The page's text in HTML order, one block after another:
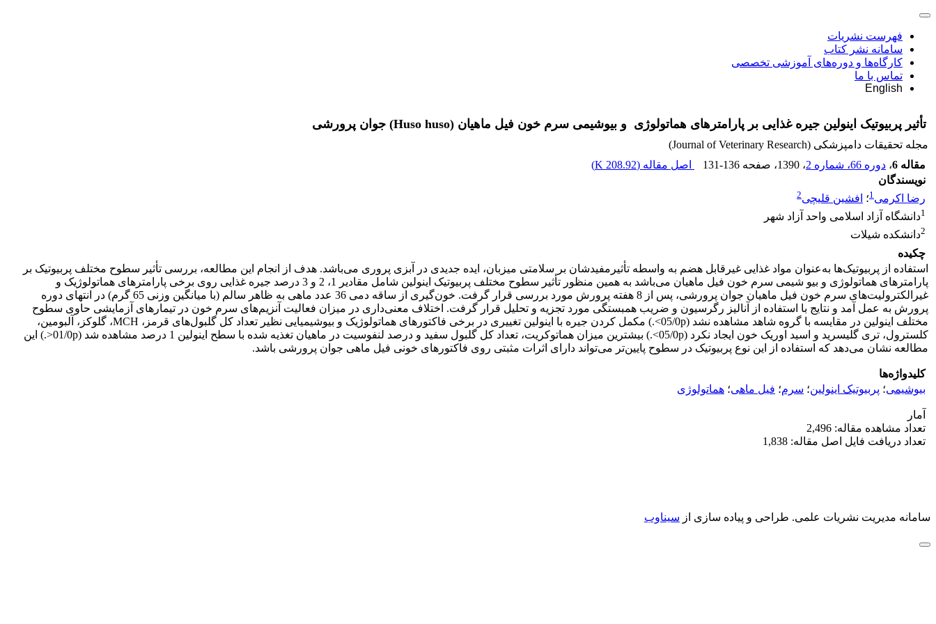
فهرست نشریات
سامانه نشر کتاب
کارگاه‌ها و دوره‌های آموزشی تخصصی
تماس با ما
English
تأثیر پربیوتیک اینولین جیره غذایی بر پارامترهای هماتولوژی‌ ‌ و بیوشیمی سرم خون فیل ماهیان ‌(Huso huso)‌ جوان پرو‌رشی ‌
مجله تحقیقات دامپزشکی (Journal of Veterinary Research)
مقاله 6
، دوره 66، شماره 2 ، 1390 ، صفحه 131-136 اصل مقاله (208.92 K
)
نویسندگان
رضا اکرمی1؛ افشین قلیچی2
1دانشگاه آزاد اسلامی واحد آزاد شهر
2دانشکده شیلات
چکیده
استفاده از پربیوتیک‌ها به‌عنوان مواد غذایی غیرقابل هضم به واسطه تأثیرمفیدشان بر سلامتی میزبان، ایده جدیدی در آبزی پروری می‌باشد. هدف از انجام این مطالعه، بررسی تأثیر سطوح مختلف پربیوتیک بر
پارامتر‌های هماتولوژی و بیو شیمی سرم خون فیل ماهیان می‌باشد به همین منظور تأثیر سطوح مختلف پربیوتیک اینولین شامل مقادیر 1، 2 و 3 درصد جیره غذایی روی برخی پارامترهای هماتولوژیک و
غیرالکترولیت‌های سرم خون فیل ماهیان جوان پرورشی، پس از 8 هفته پرورش مورد بررسی قرار گرفت. خون‌گیری از ساقه دمی 36 عدد ماهی به ظاهر سالم (با میانگین وزنی 65 گرم) در انتهای دوره
پرورش به عمل آمد و نتایج با استفاده از آنالیز رگرسیون و ضریب همبستگی مورد تجزیه و تحلیل قرار گرفت. اختلاف معنی‌داری در میزان فعالیت آنزیم‌های سرم خون در تیمارهای آزمایشی حاوی سطوح
مختلف اینولین در مقایسه با گروه شاهد مشاهده نشد (05/0p>‌.) مکمل کردن جیره با اینولین تغییری در برخی فاکتورهای هماتولوژیک و بیوشیمیایی نظیر تعداد کل گلبول‌های قرمز، MCH، گلوکز، آلبومین،
کلسترول، تری گلیسرید و اسید اوریک خون ایجاد نکرد (05/0p>‌.) بیشترین میزان هماتوکریت، تعداد کل گلبول سفید و درصد لنفوسیت در ماهیان تغذیه شده با سطح اینولین 1 درصد مشاهده شد (01/0p<‌.) این
مطالعه نشان می‌دهد که استفاده از این نوع پربیوتیک در سطوح پایین‌تر می‌تواند دارای اثرات مثبتی روی فاکتورهای خونی فیل ماهی جوان پرورشی باشد.
کلیدواژه‌ها
بیوشیمی؛ ‌پربیوتیک اینولین؛ سرم؛ فیل ماهی؛ هماتولوژی
آمار
تعداد مشاهده مقاله: 2,496
تعداد دریافت فایل اصل مقاله: 1,838
سامانه مدیریت نشریات علمی. طراحی و پیاده سازی از سیناوب